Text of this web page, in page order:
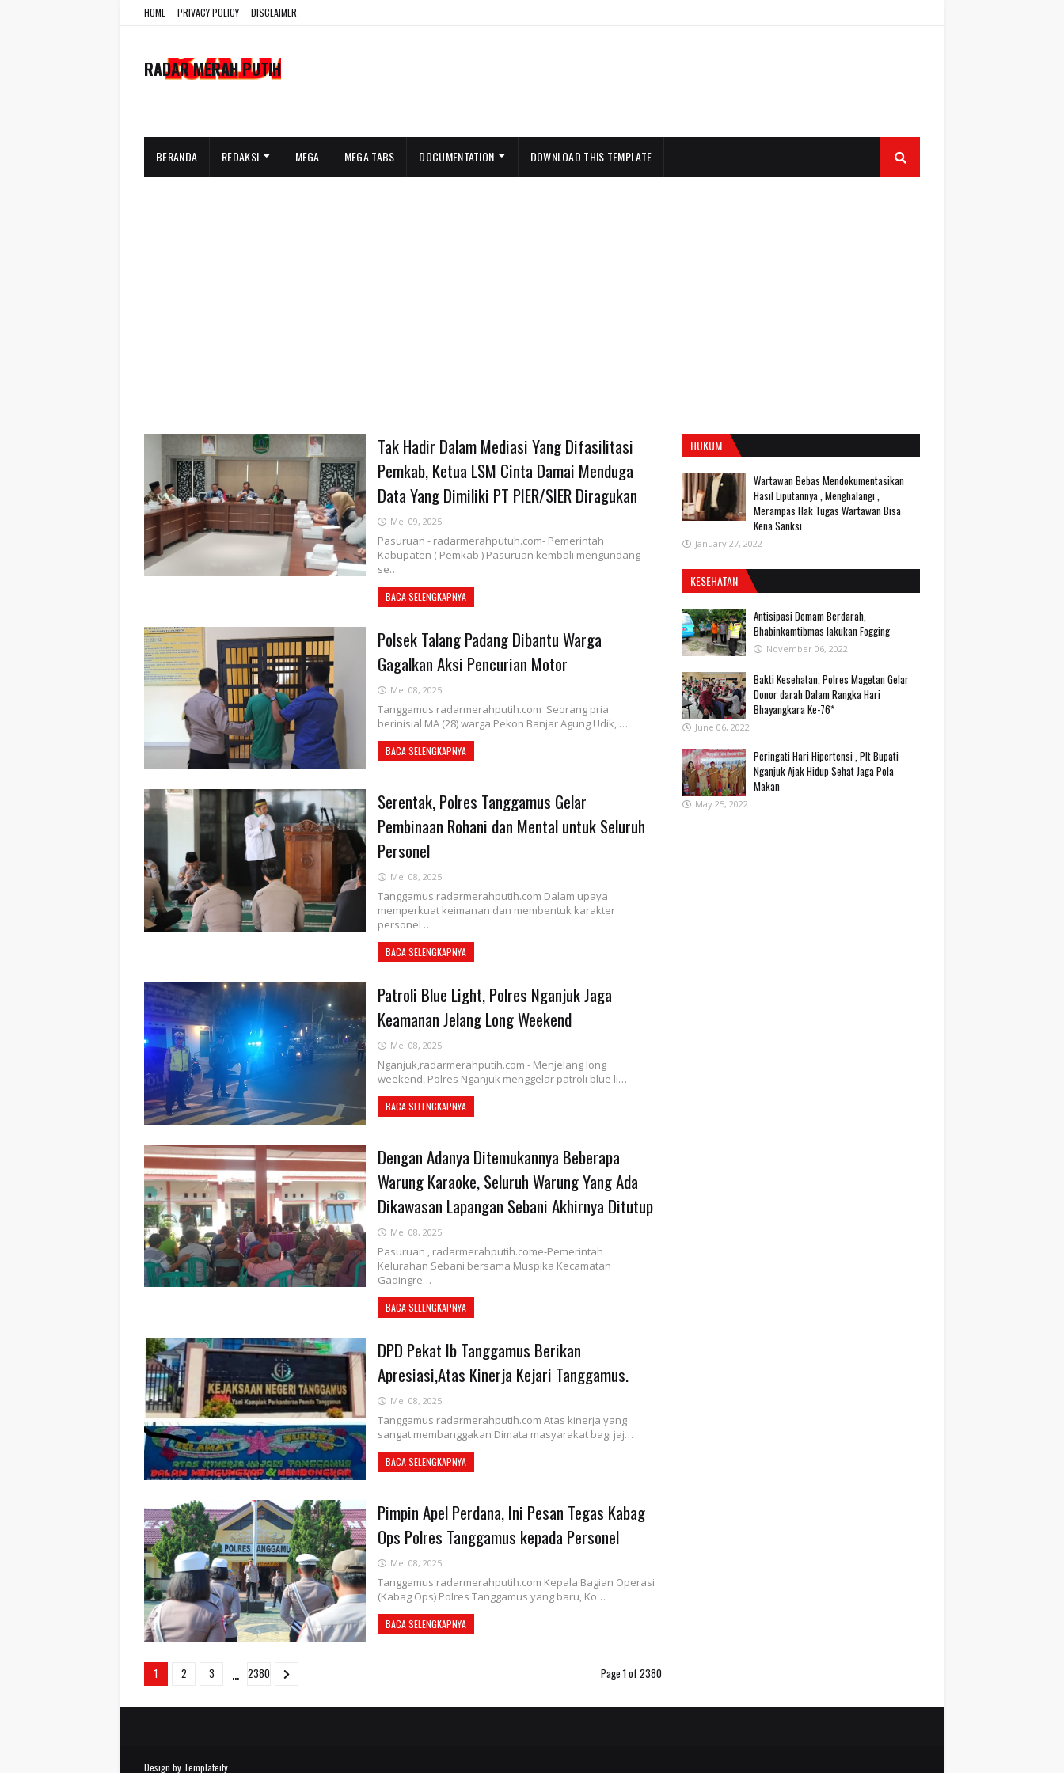
HOME PRIVACY POLICY DISCLAIMER
RADAR MERAH PUTIH
BERANDA REDAKSI MEGA MEGA TABS DOCUMENTATION DOWNLOAD THIS TEMPLATE
Tak Hadir Dalam Mediasi Yang Difasilitasi
Pemkab, Ketua LSM Cinta Damai Menduga
Data Yang Dimiliki PT PIER/SIER Diragukan
Mei 09, 2025
Pasuruan - radarmerahputuh.com- Pemerintah
Kabupaten ( Pemkab ) Pasuruan kembali mengundang
se…
BACA SELENGKAPNYA
Polsek Talang Padang Dibantu Warga
Gagalkan Aksi Pencurian Motor
Mei 08, 2025
Tanggamus radarmerahputih.com Seorang pria
berinisial MA (28) warga Pekon Banjar Agung Udik, …
BACA SELENGKAPNYA
Serentak, Polres Tanggamus Gelar
Pembinaan Rohani dan Mental untuk Seluruh
Personel
Mei 08, 2025
Tanggamus radarmerahputih.com Dalam upaya
memperkuat keimanan dan membentuk karakter
personel …
BACA SELENGKAPNYA
Patroli Blue Light, Polres Nganjuk Jaga
Keamanan Jelang Long Weekend
Mei 08, 2025
Nganjuk,radarmerahputih.com - Menjelang long
weekend, Polres Nganjuk menggelar patroli blue li…
BACA SELENGKAPNYA
Dengan Adanya Ditemukannya Beberapa
Warung Karaoke, Seluruh Warung Yang Ada
Dikawasan Lapangan Sebani Akhirnya Ditutup
Mei 08, 2025
Pasuruan , radarmerahputih.come-Pemerintah
Kelurahan Sebani bersama Muspika Kecamatan
Gadingre…
BACA SELENGKAPNYA
DPD Pekat Ib Tanggamus Berikan
Apresiasi,Atas Kinerja Kejari Tanggamus.
Mei 08, 2025
Tanggamus radarmerahputih.com Atas kinerja yang
sangat membanggakan Dimata masyarakat bagi jaj…
BACA SELENGKAPNYA
Pimpin Apel Perdana, Ini Pesan Tegas Kabag
Ops Polres Tanggamus kepada Personel
Mei 08, 2025
Tanggamus radarmerahputih.com Kepala Bagian Operasi
(Kabag Ops) Polres Tanggamus yang baru, Ko…
BACA SELENGKAPNYA
Page 1 of 2380
1 2 3 ... 2380
HUKUM
Wartawan Bebas Mendokumentasikan
Hasil Liputannya , Menghalangi ,
Merampas Hak Tugas Wartawan Bisa
Kena Sanksi
January 27, 2022
KESEHATAN
Antisipasi Demam Berdarah,
Bhabinkamtibmas lakukan Fogging
November 06, 2022
Bakti Kesehatan, Polres Magetan Gelar
Donor darah Dalam Rangka Hari
Bhayangkara Ke-76*
June 06, 2022
Peringati Hari Hipertensi , Plt Bupati
Nganjuk Ajak Hidup Sehat Jaga Pola
Makan
May 25, 2022
Design by Templateify